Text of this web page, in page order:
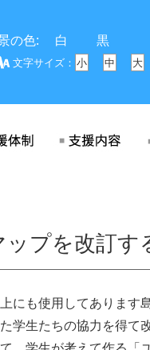
の色: 白 黒
文字サイズ： 小 中 大
プを改訂す
にも使用してありま
学生たちの協力を得て